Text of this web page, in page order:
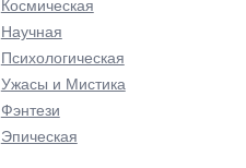
Космическая
Научная
Психологическая
Ужасы и Мистика
Фэнтези
Эпическая